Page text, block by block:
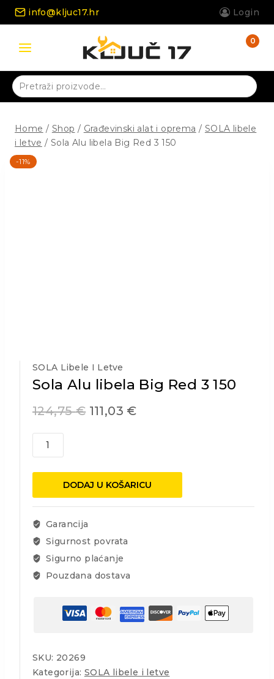
Skip
info@kljuc17.hr Login
0
Pretraži:
Home / Shop / Građevinski alat i oprema / SOLA libele
i letve / Sola Alu libela Big Red 3 150
-11%
SOLA Libele I Letve
Sola Alu libela Big Red 3 150
124,75€ 111,03 €
Sola
3
150
DODAJ U KOŠARICU
Garancija
Sigurnost povrata
Sigurno plaćanje
Pouzdana dostava
SKU: 20269
Kategorija: SOLA libele i letve